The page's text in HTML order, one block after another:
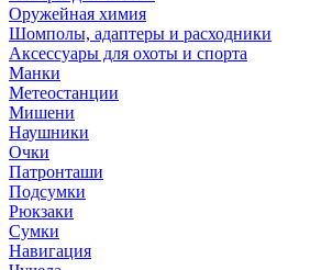
Оружейная химия
Шомполы, адаптеры и расходники
Аксессуары для охоты и спорта
Манки
Метеостанции
Мишени
Наушники
Очки
Патронташи
Подсумки
Рюкзаки
Сумки
Навигация